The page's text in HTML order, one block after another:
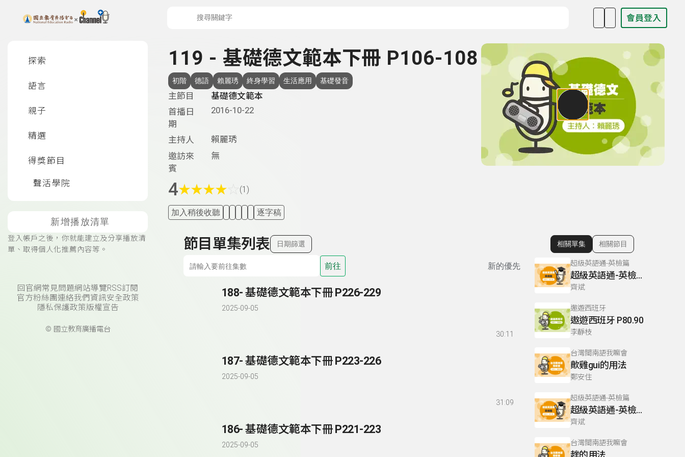
上方功能區塊 會員登入
探索
語言
親子
精選
得獎節目
聲活學院
新增播放清單
登入帳戶之後，你就能建立及分享播放清
單、取得個人化推薦內容等。
回官網常見問題網站導覽RSS訂閱
官方粉絲團連絡我們 資訊安全政策
隱私保護政策版權宣告
© 國立教育廣播電台
119 - 基礎德文範本下冊 P106-108
初階 德語 賴麗琇 終身學習 生活應用 基礎發音
主節目
基礎德文範本
首播日
期
2016-10-22
主持人
賴麗琇
邀訪來
賓
無
4★★★★ (1)
加入稍後收聽 逐字稿
節目單集列表 日期篩選
前往 新的優先
188- 基礎德文範本下冊 P226-229
2025-09-05
30:11
187- 基礎德文範本下冊 P223-226
2025-09-05
31:09
186- 基礎德文範本下冊 P221-223
2025-09-05
顯示相關單集
相關單集 相關節目
超級英語通-英檢篇
超級英語通-英檢篇 083 Cloze Test/段落填空-13
齊斌
遨遊西班牙
遨遊西班牙 P80.90
李靜枝
台灣閩南語我嘛會
歕雞gui的用法
鄭安住
超級英語通-英檢篇
超級英語通-英檢篇 035 Weekend Trip- 週末旅遊
齊斌
台灣閩南語我嘛會
趖的用法